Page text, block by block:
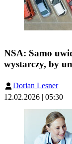
NSA: Samo
wystarczy, by
Dorian Lesner
12.02.2026 | 05:30